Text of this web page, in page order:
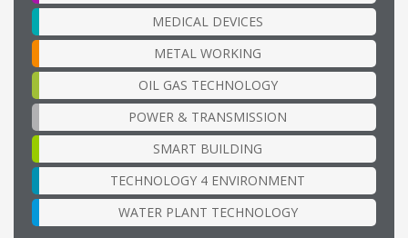
MEDICAL DEVICES
METAL WORKING
OIL GAS TECHNOLOGY
POWER & TRANSMISSION
SMART BUILDING
TECHNOLOGY 4 ENVIRONMENT
WATER PLANT TECHNOLOGY